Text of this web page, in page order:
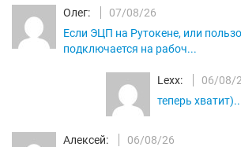
Олег:
07/08/26
Если ЭЦП на Рутокене, или
подключается на рабоч...
Lexx:
06/08/
теперь
Алексей:
06/08/26